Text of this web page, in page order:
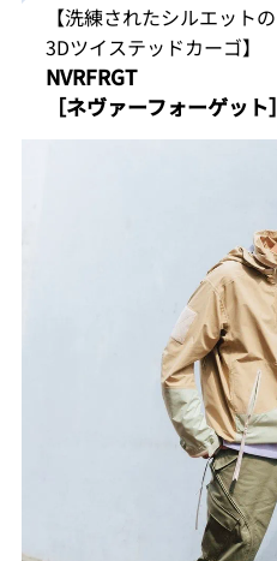
【洗練されたシルエットの
3Dツイステッドカーゴ】
NVRFRGT
［ネヴァーフォーゲット］